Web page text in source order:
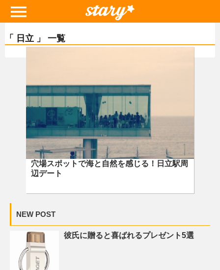
「 日立 」 一覧
穴場スポットで海と自然を感じる！日立駅周
辺デート
NEW POST
彼氏に贈ると喜ばれるプレゼント5選